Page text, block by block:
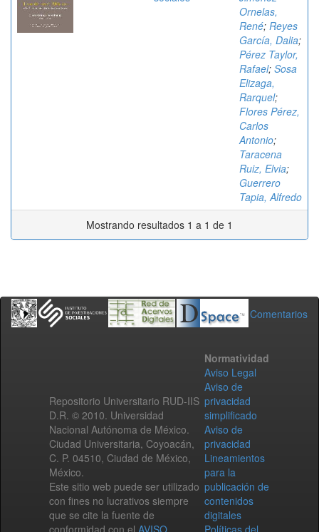
Ornelas,
René; Reyes
García, Dalia;
Pérez Taylor,
Rafael; Sosa
Elizaga,
Rarquel;
Flores Pérez,
Carlos
Antonio;
Taracena
Ruiz, Elvia;
Guerrero
Tapia, Alfredo
Mostrando resultados 1 a 1 de 1
Comentarios
Repositorio Universitario RUD-IIS
D.R. © 2010. Universidad
Nacional Autónoma de México.
Ciudad Universitaria, Coyoacán,
C. P. 04510, Ciudad de México,
México.
Este sitio web puede ser utilizado
con fines no lucrativos siempre
que se cite la fuente de
conformidad con el AVISO
Normatividad
Aviso Legal
Aviso de
privacidad
simplificado
Aviso de
privacidad
Lineamientos
para la
publicación de
contenidos
digitales
Políticas del